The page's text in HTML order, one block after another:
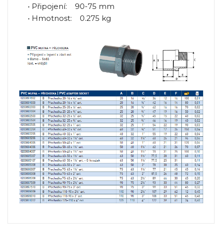
• Připojení: 90-75 mm
• Hmotnost: 0.275 kg